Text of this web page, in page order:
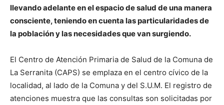
llevando adelante en el espacio de salud de una manera
consciente, teniendo en cuenta las particularidades de
la población y las necesidades que van surgiendo.
El Centro de Atención Primaria de Salud de la Comuna de
La Serranita (CAPS) se emplaza en el centro cívico de la
localidad, al lado de la Comuna y del S.U.M. El registro de
atenciones muestra que las consultas son solicitadas por